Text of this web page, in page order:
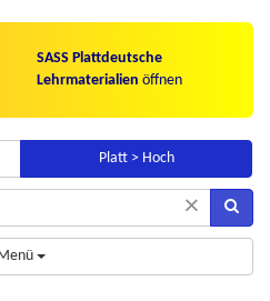
SASS Plattdeutsche
Lehrmaterialien öffnen
Platt > Hoch
×